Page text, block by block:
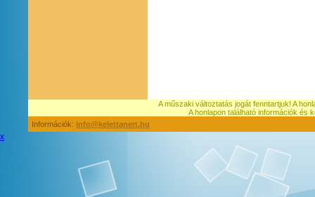
A műszaki változtatás jogát fenntartjuk! A
A honlapon található információk és
Információk: info@kelettanert.hu
x